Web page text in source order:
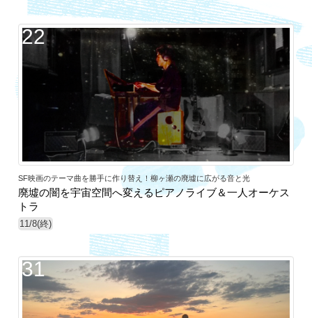
22
SF映画のテーマ曲を勝手に作り替え！柳ヶ瀬の廃墟に広がる音と光
廃墟の闇を宇宙空間へ変えるピアノライブ＆一人オーケス
トラ
11/8(終)
31